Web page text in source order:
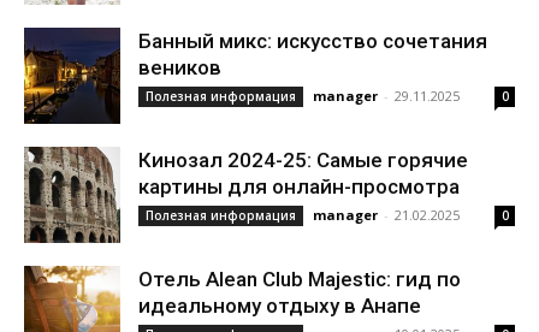
Банный микс: искусство сочетания
веников
Полезная информация manager - 29.11.2025 0
Кинозал 2024-25: Самые горячие
картины для онлайн-просмотра
Полезная информация manager - 21.02.2025 0
Отель Alean Club Majestic: гид по
идеальному отдыху в Анапе